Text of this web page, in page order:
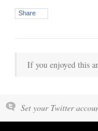
Share
If you enjoyed this
Set your Twitter